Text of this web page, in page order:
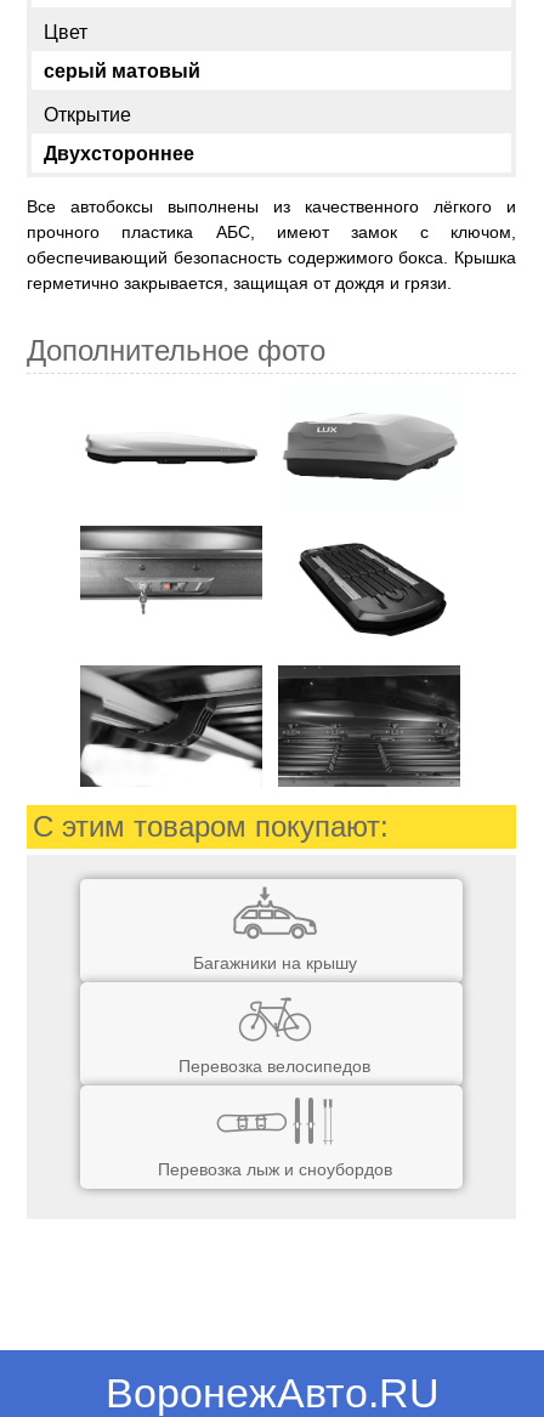
Цвет
серый матовый
Открытие
Двухстороннее
Все автобоксы выполнены из качественного лёгкого и
прочного пластика АБС, имеют замок с ключом,
обеспечивающий безопасность содержимого бокса. Крышка
герметично закрывается, защищая от дождя и грязи.
Дополнительное фото
С этим товаром покупают:
Багажники на крышу
Перевозка велосипедов
Перевозка лыж и сноубордов
ВоронежАвто.RU